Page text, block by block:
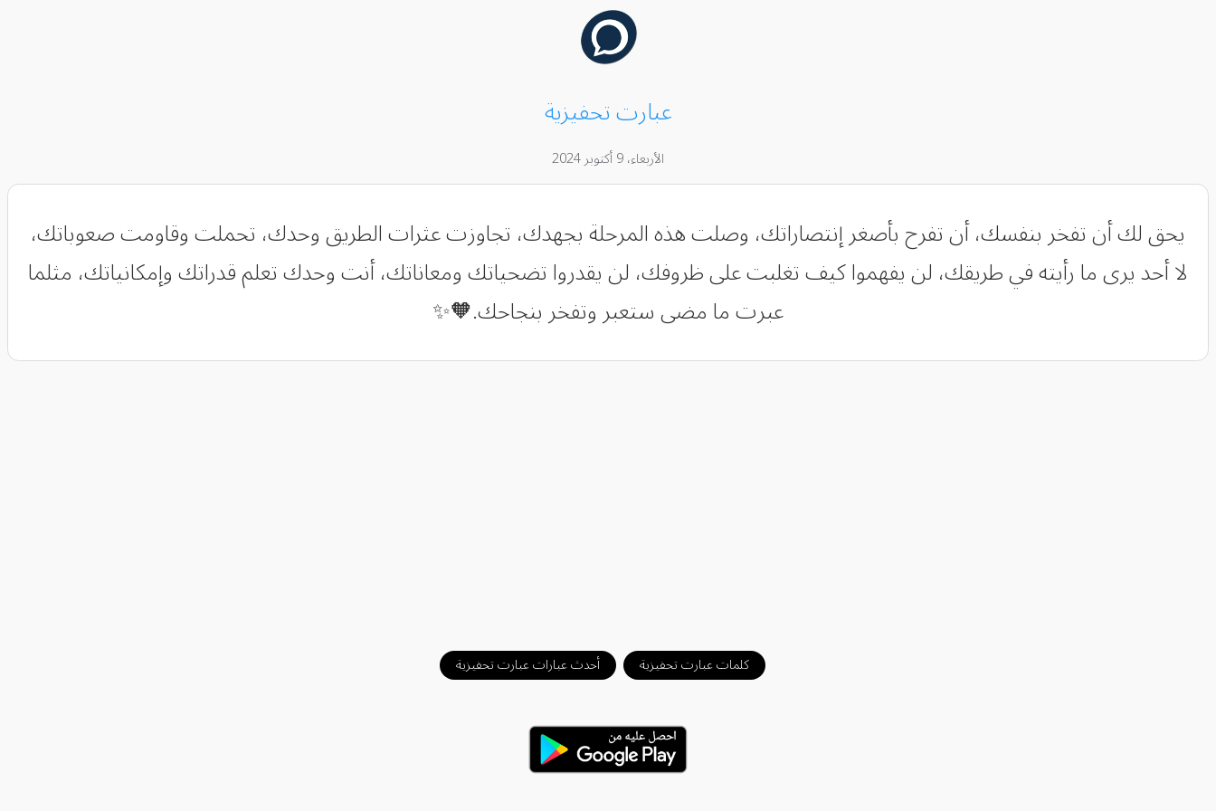
عبارت تحفيزية
الأربعاء، 9 أكتوبر 2024
‏يحق لك أن تفخر بنفسك، أن تفرح بأصغر إنتصاراتك، وصلت هذه المرحلة بجهدك، تجاوزت عثرات الطريق وحدك، تحملت وقاومت صعوباتك،
لا أحد يرى ما رأيته في طريقك، لن يفهموا كيف تغلبت على ظروفك، لن يقدروا تضحياتك ومعاناتك، أنت وحدك تعلم قدراتك وإمكانياتك، مثلما
عبرت ما مضى ستعبر وتفخر بنجاحك.🧡✨
كلمات عبارت تحفيزية أحدث عبارات عبارت تحفيزية